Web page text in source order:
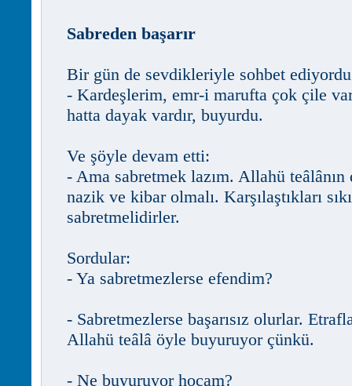
Sabreden başarır
Bir gün de sevdikleriyle sohbet
- Kardeşlerim, emr-i marufta çok çile
hatta dayak vardır, buyurdu.
Ve şöyle devam etti:
- Ama sabretmek lazım. Allahü
nazik ve kibar olmalı. Karşılaştıkları
sabretmelidirler.
Sordular:
- Ya sabretmezlerse efendim?
- Sabretmezlerse başarısız olurlar.
Allahü teâlâ öyle buyuruyor çünkü.
- Ne buyuruyor hocam?